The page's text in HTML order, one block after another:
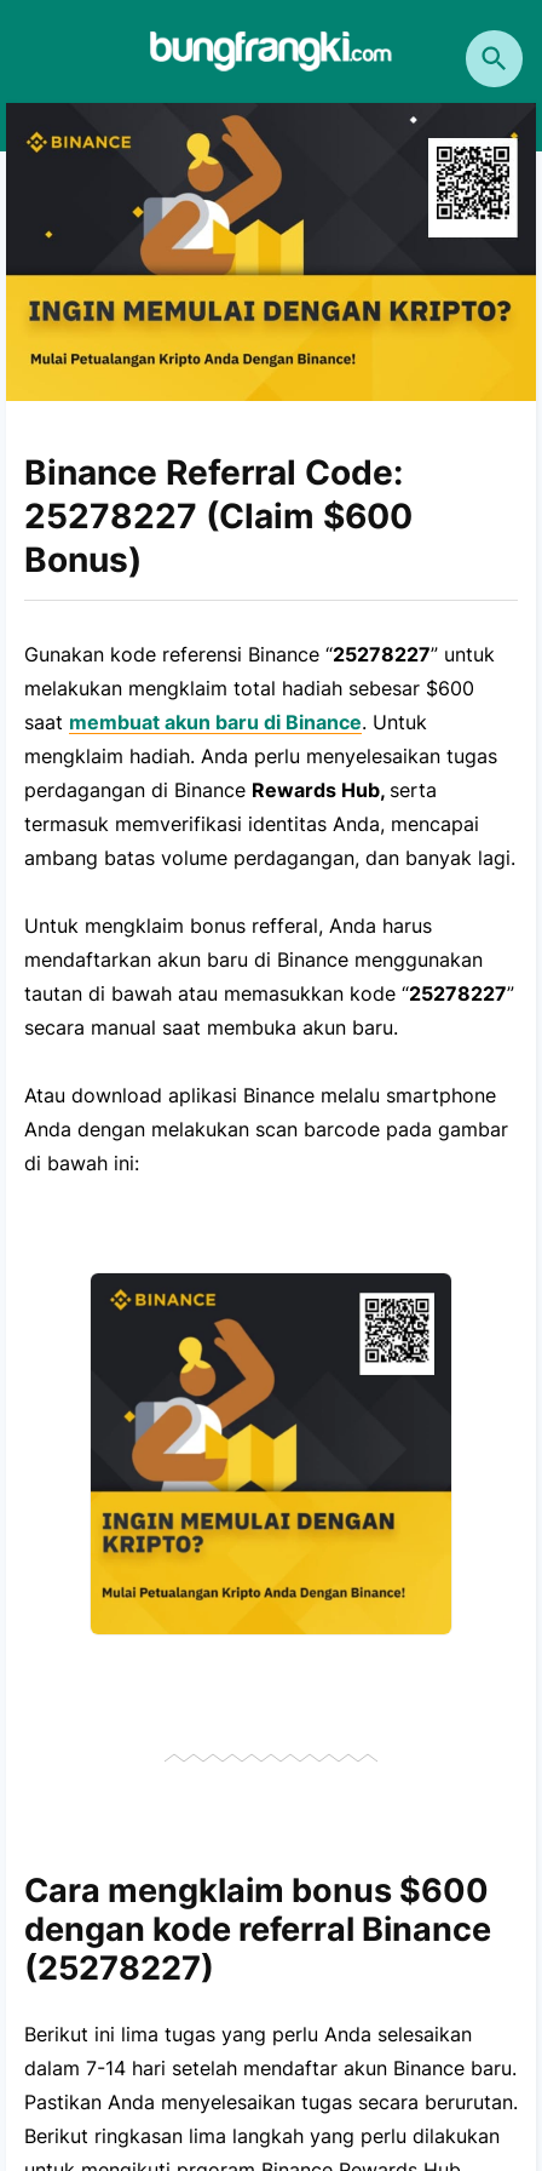
Binance Referral Code:
25278227 (Claim $600
Bonus)
Gunakan kode referensi Binance “25278227” untuk
melakukan mengklaim total hadiah sebesar $600
saat membuat akun baru di Binance. Untuk
mengklaim hadiah. Anda perlu menyelesaikan tugas
perdagangan di Binance Rewards Hub, serta
termasuk memverifikasi identitas Anda, mencapai
ambang batas volume perdagangan, dan banyak lagi.
Untuk mengklaim bonus refferal, Anda harus
mendaftarkan akun baru di Binance menggunakan
tautan di bawah atau memasukkan kode “25278227”
secara manual saat membuka akun baru.
Atau download aplikasi Binance melalu smartphone
Anda dengan melakukan scan barcode pada gambar
di bawah ini:
Cara mengklaim bonus $600
dengan kode referral Binance
(25278227)
Berikut ini lima tugas yang perlu Anda selesaikan
dalam 7-14 hari setelah mendaftar akun Binance baru.
Pastikan Anda menyelesaikan tugas secara berurutan.
Berikut ringkasan lima langkah yang perlu dilakukan